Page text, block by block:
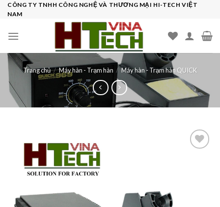
SkipCÔNG TY TNHH CÔNG NGHỆ VÀ THƯƠNG MẠI HI-TECH VIỆT
NAM
Trang chủ / Máy hàn - Trạm hàn / Máy hàn - Trạm hàn QUICK